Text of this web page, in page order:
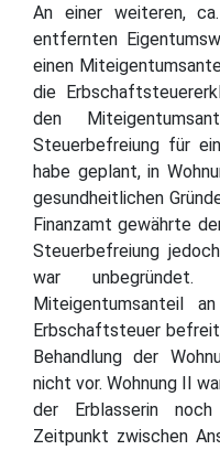
An einer weiteren,
entfernten
einen
die
den
Steuerbefreiung für
habe geplant, in
gesundheitlichen
Finanzamt gewährte
Steuerbefreiung
war
Miteigentumsanteil
Erbschaftsteuer
Behandlung der
nicht vor. Wohnung II
der Erblasserin
Zeitpunkt zwischen